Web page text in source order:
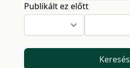
Publikált ez előtt
Keresés